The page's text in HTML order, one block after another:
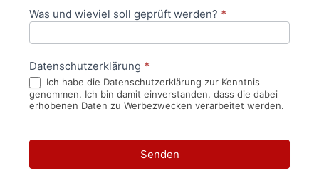
Was und wieviel soll geprüft werden? *
Datenschutzerklärung *
Ich habe die Datenschutzerklärung zur Kenntnis
genommen. Ich bin damit einverstanden, dass die dabei
erhobenen Daten zu Werbezwecken verarbeitet werden.
Senden